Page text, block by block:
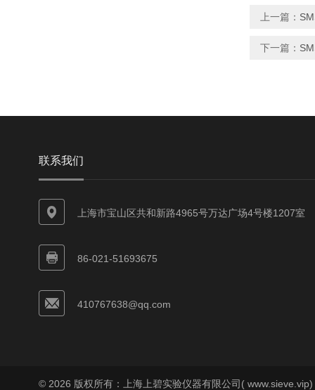
上一篇：
下一篇：
联系我们
上海市宝山区共和新路4965号万达广场4号楼1207室
86-021-51693675
410767638@qq.com
© 2026 版权所有：上海上碧实验仪器有限公司(